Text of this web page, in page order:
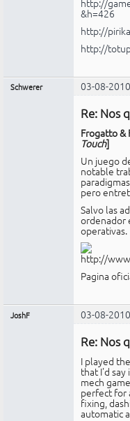
http://
&h=426
http://
http://
Schwerer 03-08-
Re: Nos
Frogatto &
Touch]
Un juego
notable
paradigmas,
pero
Salvo las
ordenador
operativas.
Pagina
JoshF 03-08-
Re: Nos
I played
that I'd
mech
perfect for
fixing,
automatic